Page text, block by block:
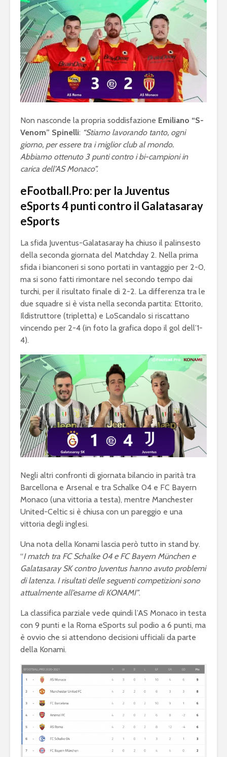
Non nasconde la propria soddisfazione Emiliano “S-
Venom” Spinelli: “Stiamo lavorando tanto, ogni
giorno, per essere tra i miglior club al mondo.
Abbiamo ottenuto 3 punti contro i bi-campioni in
carica dell’AS Monaco”.
eFootball.Pro: per la Juventus
eSports 4 punti contro il Galatasaray
eSports
La sfida Juventus-Galatasaray ha chiuso il palinsesto
della seconda giornata del Matchday 2. Nella prima
sfida i bianconeri si sono portati in vantaggio per 2-0,
ma si sono fatti rimontare nel secondo tempo dai
turchi, per il risultato finale di 2-2. La differenza tra le
due squadre si è vista nella seconda partita: Ettorito,
Ildistruttore (tripletta) e LoScandalo si riscattano
vincendo per 2-4 (in foto la grafica dopo il gol dell’1-
4).
Negli altri confronti di giornata bilancio in parità tra
Barcellona e Arsenal e tra Schalke 04 e FC Bayern
Monaco (una vittoria a testa), mentre Manchester
United-Celtic si è chiusa con un pareggio e una
vittoria degli inglesi.
Una nota della Konami lascia però tutto in stand by.
“I match tra FC Schalke 04 e FC Bayern München e
Galatasaray SK contro Juventus hanno avuto problemi
di latenza. I risultati delle seguenti competizioni sono
attualmente all’esame di KONAMI”.
La classifica parziale vede quindi l’AS Monaco in testa
con 9 punti e la Roma eSports sul podio a 6 punti, ma
è ovvio che si attendono decisioni ufficiali da parte
della Konami.
eFootball è il gioco
perfetto: Cross-
Platform, Cross-
Gen, Free-to-play.
L’Atalanta eSports
schiera la sua
squadra per la
eSerie A
v4.0.0, ma non sarà
eFootball 2025
del 7
Coop e
Juventus
Ecco le
Mondiali di
Fortnite: Bugha
dollari
Fifa 20: Cristiano
team come
dodicesimo TOTY
Fortnite: entro fine
febbraio la Epic
Games lancerà il
FIFA
2020
2024: